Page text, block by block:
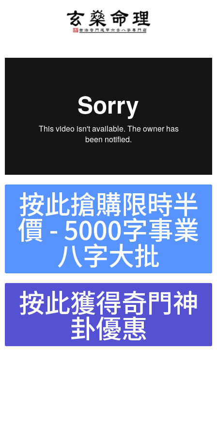
按此搶購限時半
價 - 5000字事業
八字大批
按此獲得奇門神
卦優惠